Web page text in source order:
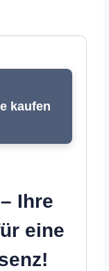
kaufen
Ihre
eine